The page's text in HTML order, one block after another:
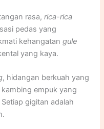
rasa, rica-rica
pedas yang
kehangatan gule
yang kaya.
, hidangan berkuah yang
empuk yang
gigitan adalah